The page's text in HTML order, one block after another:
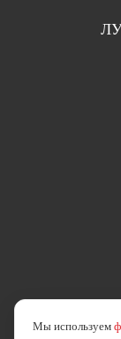
Мы используем